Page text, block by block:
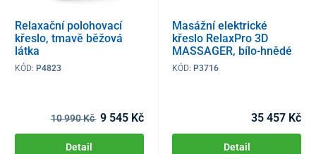
Relaxační polohovací
křeslo, tmavě běžová
látka
KÓD: P4823
10 990 Kč 9 545 Kč
Detail
Masážní elektrické
křeslo RelaxPro 3D
MASSAGER, bílo-hnědé
KÓD:P3716
35 457 Kč
Detail